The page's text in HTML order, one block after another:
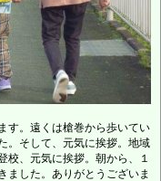
す。遠くは槍巻から歩いてい
。そして、元気に挨拶。地域
校、元気に挨拶。朝から、１
ました。ありがとうございま